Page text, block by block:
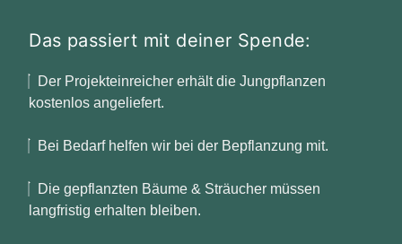
Das passiert mit deiner Spende:
Der Projekteinreicher erhält die Jungpflanzen
kostenlos angeliefert.
Bei Bedarf helfen wir bei der Bepflanzung mit.
Die gepflanzten Bäume & Sträucher müssen
langfristig erhalten bleiben.